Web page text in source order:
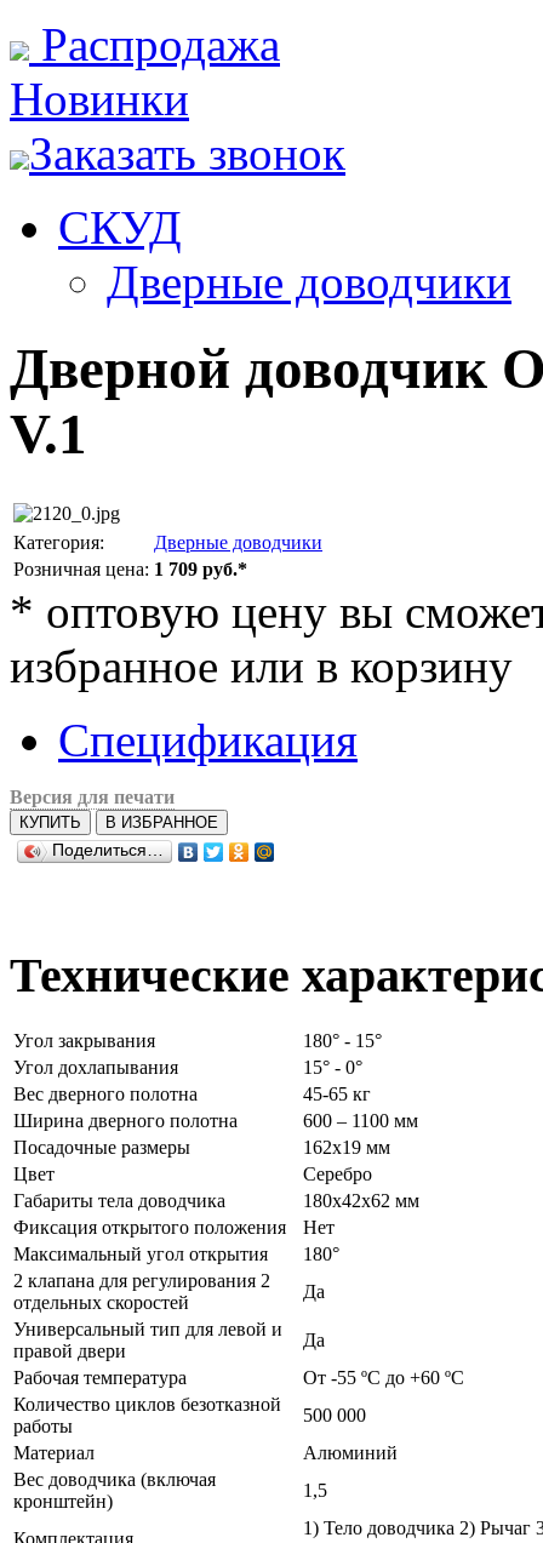
Распродажа
Новинки
Заказать звонок
СКУД
Дверные доводчики
Дверной доводчик
V.1
Категория:
Дверные доводчики
Розничная цена: 1 709 руб.*
* оптовую цену вы
избранное или в корзину
Спецификация
Версия для печати
КУПИТЬ
В ИЗБРАННОЕ
Поделиться…
Технические
Угол закрывания
180° - 15°
Угол дохлапывания
15° - 0°
Вес дверного полотна
45-65 кг
Ширина дверного полотна
600 – 1100 мм
Посадочные размеры
162х19 мм
Цвет
Серебро
Габариты тела доводчика
180х42х62 мм
Фиксация открытого положения
Нет
Максимальный угол открытия
180°
2 клапана для регулирования 2
отдельных скоростей
Да
Универсальный тип для левой и
правой двери
Да
Рабочая температура
От -55 ºС до +60 ºС
Количество циклов безотказной
работы
500 000
Материал
Алюминий
Вес доводчика (включая
кронштейн)
1,5
Комплектация
1) Тело доводчика 2) Рычаг